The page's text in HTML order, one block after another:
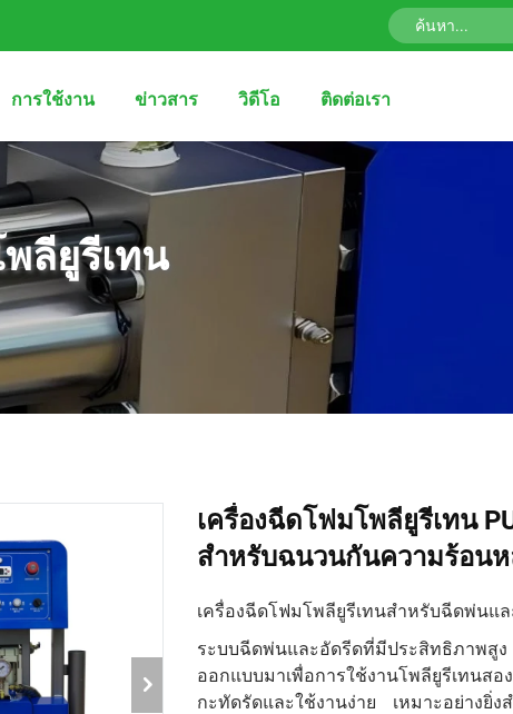
การใช้งาน ข่าวสาร วิดีโอ ติดต่อเรา
ลียูรีเทน
เครื่องฉีดโฟมโพลียูรีเทน
สำหรับฉนวนกันความร้อน
เครื่องฉีดโฟมโพลียูรีเทนสำหรับฉีดพ่นแล
ระบบฉีดพ่นและอัดรีดที่มีประสิทธิภาพสู
ออกแบบมาเพื่อการใช้งานโพลียูรีเทนสอ
กะทัดรัดและใช้งานง่าย เหมาะอย่างยิ่ง